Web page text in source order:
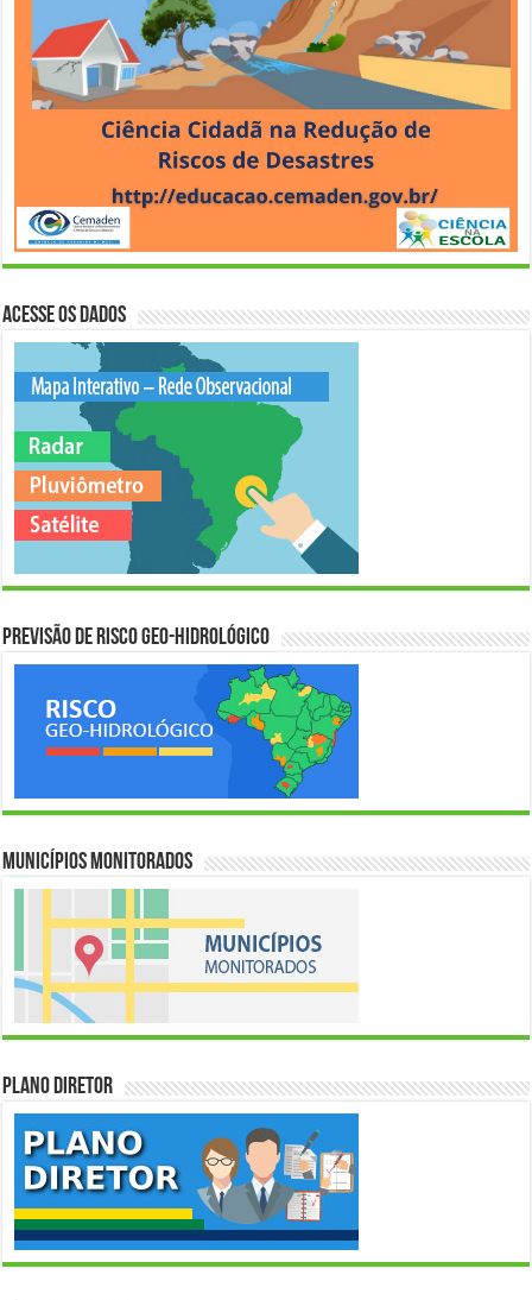
Acesse os Dados
Previsão de Risco Geo-Hidrológico
Municípios Monitorados
Plano Diretor